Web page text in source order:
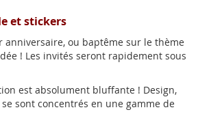
et stickers
anniversaire, ou baptême sur le thème
! Les invités seront rapidement sous
est absolument bluffante ! Design,
sont concentrés en une gamme de